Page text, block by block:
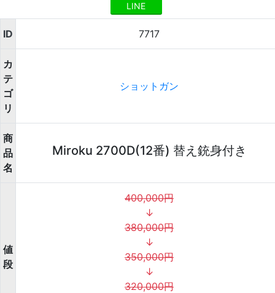
LINE
ID 7717
カ
テ
ゴ
リ
ショットガン
商
品
名
Miroku 2700D(12番) 替え銃身付き
値
段
400,000円
↓
380,000円
↓
350,000円
↓
320,000円